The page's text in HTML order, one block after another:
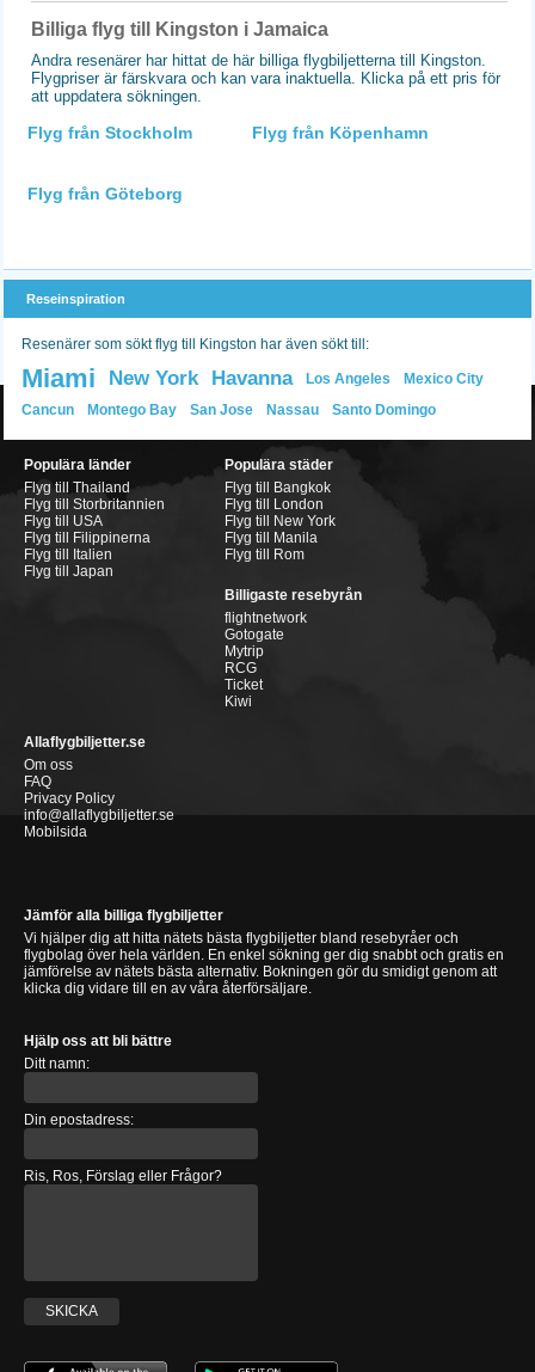
Billiga flyg till Kingston i Jamaica
Andra resenärer har hittat de här billiga flygbiljetterna till Kingston.
Flygpriser är färskvara och kan vara inaktuella. Klicka på ett pris för
att uppdatera sökningen.
Flyg från Stockholm Flyg från Köpenhamn
Flyg från Göteborg
Reseinspiration
Resenärer som sökt flyg till Kingston har även sökt till:
Miami New York Havanna Los Angeles
Mexico City
Cancun
Montego Bay San Jose Nassau Santo Domingo
Populära länder
Flyg till Thailand
Flyg till Storbritannien
Flyg till USA
Flyg till Filippinerna
Flyg till Italien
Flyg till Japan
Populära städer
Flyg till Bangkok
Flyg till London
Flyg till New York
Flyg till Manila
Flyg till Rom
Billigaste resebyrån
flightnetwork
Gotogate
Mytrip
RCG
Ticket
Kiwi
Allaflygbiljetter.se
Om oss
FAQ
Privacy Policy
info@allaflygbiljetter.se
Mobilsida
Jämför alla billiga flygbiljetter
Vi hjälper dig att hitta nätets bästa flygbiljetter bland resebyråer och
flygbolag över hela världen. En enkel sökning ger dig snabbt och gratis en
jämförelse av nätets bästa alternativ. Bokningen gör du smidigt genom att
klicka dig vidare till en av våra återförsäljare.
Hjälp oss att bli bättre
Ditt namn:
Din epostadress:
Ris, Ros, Förslag eller Frågor?
SKICKA